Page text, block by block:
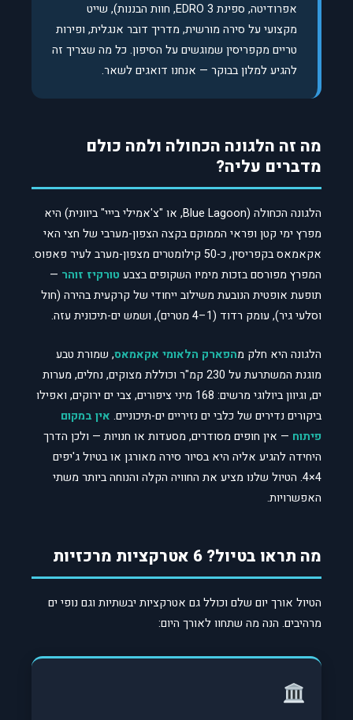
אפרודיטה, ספינת EDRO 3, חוות הבננות), שייט
מקצועי על סירה מורשית, מדריך דובר אנגלית, ופירות
טריים מקפריסין שמוגשים על הסיפון. כל מה שצריך זה
להגיע למלון בבוקר — אנחנו דואגים לשאר.
מה זה הלגונה הכחולה ולמה כולם
מדברים עליה?
הלגונה הכחולה (Blue Lagoon, או "צ'אמילי בייי" ביוונית) היא
מפרץ ימי קטן ופראי הממוקם בקצה הצפון-מערבי של חצי האי
אקאמאס בקפריסין, כ-50 קילומטרים מצפון-מערב לעיר פאפוס.
המפרץ מפורסם בזכות מימיו השקופים בצבע טורקיז זוהר —
תופעת אופטית הנובעת משילוב ייחודי של קרקעית בהירה (חול
וסלעי גיר), עומק רדוד (1–4 מטרים), ושמש ים-תיכונית עזה.
הלגונה היא חלק מהפארק הלאומי אקאמאס, שמורת טבע
מוגנת המשתרעת על 230 קמ"ר וכוללת מצוקים, נחלים, מערות
ים, וגיוון ביולוגי מרשים: 168 מיני ציפורים, צבי ים ירוקים, ואפילו
ביקורים נדירים של כלבי ים נזיריים ים-תיכוניים. אין במקום
פיתוח — אין חופים מסודרים, מסעדות או חנויות — ולכן הדרך
היחידה להגיע אליה היא בסיור סירה מאורגן או בטיול ג'יפים
4×4. הטיול שלנו מציע את החוויה הקלה והנוחה ביותר משתי
האפשרויות.
מה תראו בטיול? 6 אטרקציות מרכזיות
הטיול אורך יום שלם וכולל גם אטרקציות יבשתיות וגם נופי ים
מרהיבים. הנה מה שתחוו לאורך היום: